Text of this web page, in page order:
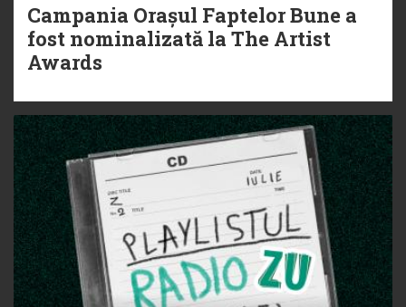
Campania Orașul Faptelor Bune a
fost nominalizată la The Artist
Awards